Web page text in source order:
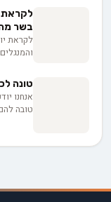
השמנה,
שלו
לקראת
בשר
מקווה
רגע
לכלב
טונה
אנחנו
טובה
להאכיל